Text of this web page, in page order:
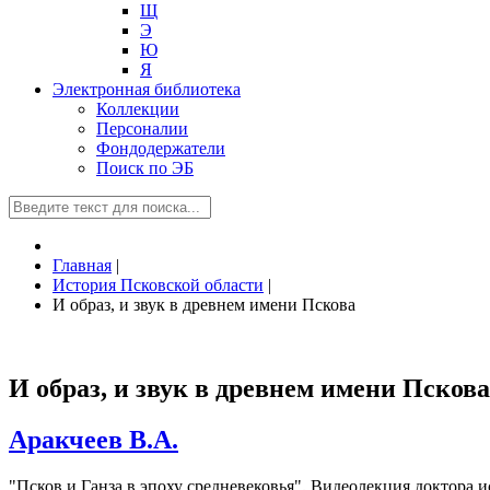
Щ
Э
Ю
Я
Электронная библиотека
Коллекции
Персоналии
Фондодержатели
Поиск по ЭБ
Главная |
История Псковской области |
И образ, и звук в древнем имени Пскова
И образ, и звук в древнем имени Пскова
Аракчеев В.А.
"Псков и Ганза в эпоху средневековья". Видеолекция доктора